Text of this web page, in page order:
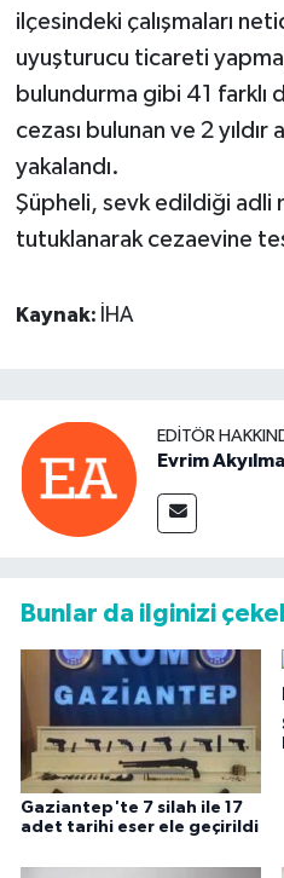
ilçesindeki çalışmaları
uyuşturucu ticareti
bulundurma gibi 41 farklı
cezası bulunan ve 2 yıldır
yakalandı.
Şüpheli, sevk edildiği adli
tutuklanarak cezaevine
Kaynak: İHA
EDITÖR
Evrim
Bunlar da ilginizi
Gaziantep'te 7 silah ile 17
adet tarihi eser ele geçirildi